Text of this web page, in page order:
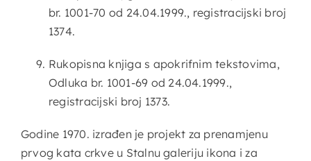
br. 1001-70 od 24.04.1999., registracijski broj
1374.
Rukopisna knjiga s apokrifnim tekstovima,
Odluka br. 1001-69 od 24.04.1999.,
registracijski broj 1373.
Godine 1970. izrađen je projekt za prenamjenu
prvog kata crkve u Stalnu galeriju ikona i za